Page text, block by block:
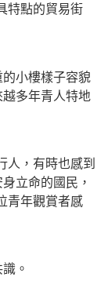
特點的貿易街
小樓樣子容貌
多年青人特地
人，有時也感到
立命的國民，
青年觀賞者感
。